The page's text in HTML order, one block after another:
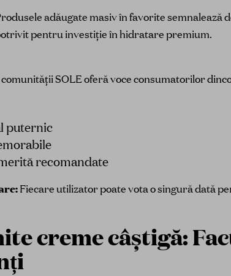
adăugate masiv în favorite semnalează
pentru investiție în hidratare premium.
SOLE oferă voce consumatorilor
puternic
recomandate
Fiecare utilizator poate vota o singură dată
creme câștigă: